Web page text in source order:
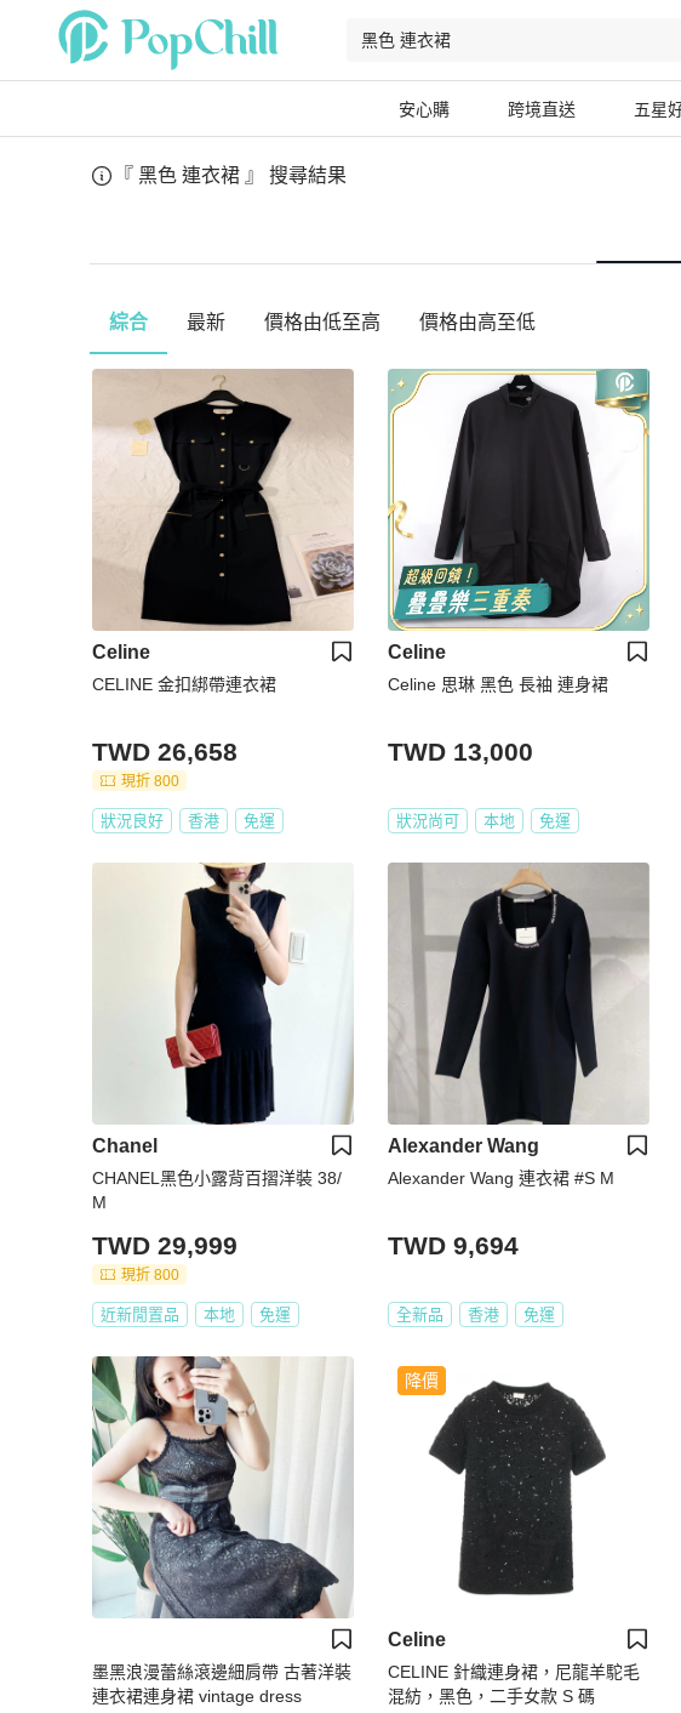
安心購 跨境直送 五星
『 黑色 連衣裙 』 搜尋結果
綜合 最新 價格由低至高 價格由高至低
Celine
CELINE 金扣綁帶連衣裙
TWD 26,658
現折 800
狀況良好 香港 免運
Celine
Celine 思琳 黑色 長袖 連身裙
TWD 13,000
狀況尚可 本地 免運
Chanel
CHANEL黑色小露背百摺洋裝 38/
M
TWD 29,999
現折 800
近新閒置品 本地 免運
Alexander Wang
Alexander Wang 連衣裙 #S M
TWD 9,694
全新品 香港 免運
墨黑浪漫蕾絲滾邊細肩帶 古著洋裝
連衣裙連身裙 vintage dress
降價
Celine
CELINE 針織連身裙，尼龍羊駝毛
混紡，黑色，二手女款 S 碼